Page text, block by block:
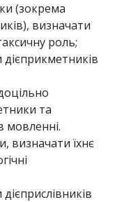
(зокрема
визначати
роль;
та
мовленні.
визначати їхнє